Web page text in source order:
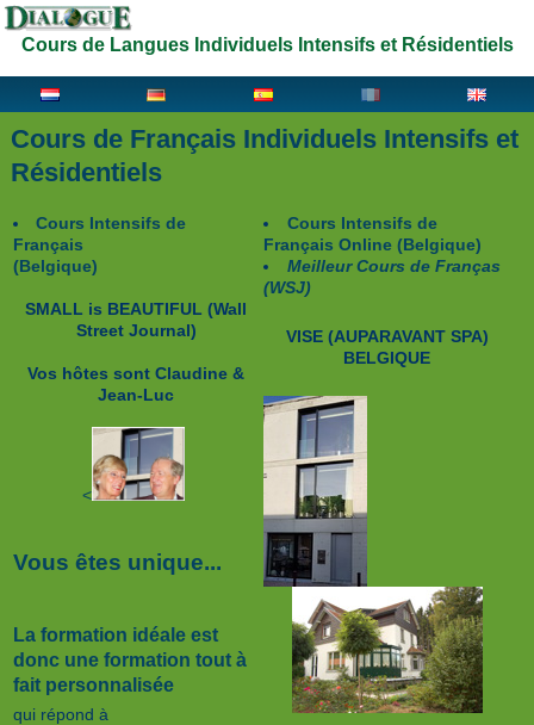
Cours de Langues Individuels Intensifs et Résidentiels
Cours de Français Individuels Intensifs et
Résidentiels
Cours Intensifs de
Français
(Belgique)
SMALL is BEAUTIFUL(Wall
Street Journal)
Vos hôtes sont Claudine &
Jean-Luc
<
Vous êtes unique...
La formation idéale est
donc une formation tout à
fait personnalisée
qui répond à
Cours Intensifs de
Français Online (Belgique)
Meilleur Cours de Franças
(WSJ)
VISE (AUPARAVANT SPA)
BELGIQUE